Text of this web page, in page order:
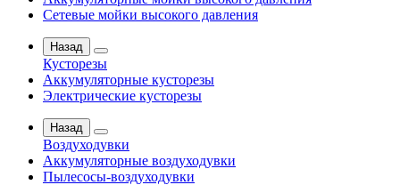
Сетевые мойки высокого давления
Назад
Кусторезы
Аккумуляторные кусторезы
Электрические кусторезы
Назад
Воздуходувки
Аккумуляторные воздуходувки
Пылесосы-воздуходувки